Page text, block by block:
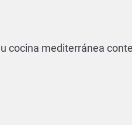
cocina mediterránea